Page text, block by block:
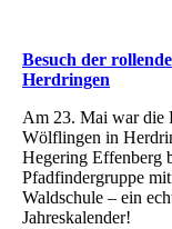
Besuch der
Herdringen
Am 23. Mai war die
Wölflingen in
Hegering Effenberg
Pfadfindergruppe
Waldschule – ein
Jahreskalender!